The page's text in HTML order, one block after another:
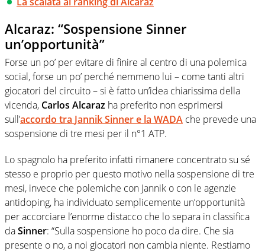
Alcaraz: “Sospensione Sinner
un’opportunità”
Forse un po’ per evitare di finire al centro di una polemica
social, forse un po’ perché nemmeno lui – come tanti altri
giocatori del circuito – si è fatto un’idea chiarissima della
vicenda, Carlos Alcaraz ha preferito non esprimersi
sull’accordo tra Jannik Sinnere la WADA che prevede una
sospensione di tre mesi per il n°1 ATP.
Lo spagnolo ha preferito infatti rimanere concentrato su sé
stesso e proprio per questo motivo nella sospensione di tre
mesi, invece che polemiche con Jannik o con le agenzie
antidoping, ha individuato semplicemente un’opportunità
per accorciare l’enorme distacco che lo separa in classifica
daSinner: “Sulla sospensione ho poco da dire. Che sia
presente o no, a noi giocatori non cambia niente. Restiamo